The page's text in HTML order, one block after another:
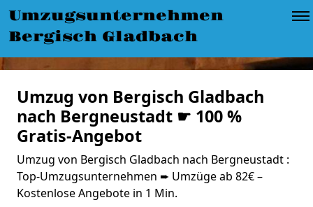
Umzugsunternehmen
Bergisch Gladbach
Umzug von Bergisch Gladbach
nach Bergneustadt ☛ 100 %
Gratis-Angebot
Umzug von Bergisch Gladbach nach Bergneustadt :
Top-Umzugsunternehmen ➨ Umzüge ab 82€ –
Kostenlose Angebote in 1 Min.